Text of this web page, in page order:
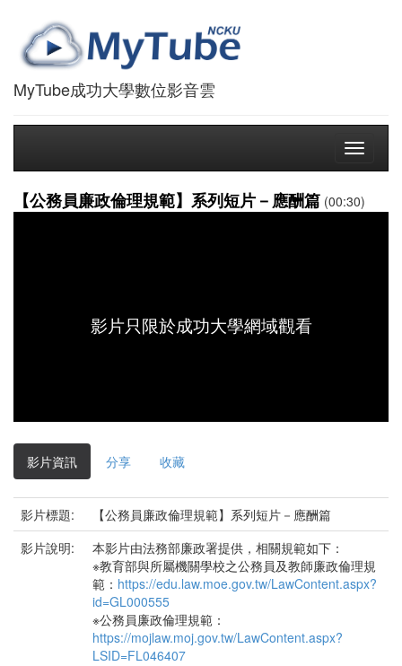
MyTube成功大學數位影音雲
Toggle
【公務員廉政倫理規範】系列短片－應酬篇 (00:30)
影片只限於成功大學網域觀看
影片資訊 分享 收藏
影片標題:
【公務員廉政倫理規範】系列短片－應酬篇
影片說明:
本影片由法務部廉政署提供，相關規範如下：
※教育部與所屬機關學校之公務員及教師廉政倫理規
範： https://edu.law.moe.gov.tw/LawContent.aspx?
id=GL000555
※公務員廉政倫理規範：
https://mojlaw.moj.gov.tw/LawContent.aspx?
LSID=FL046407